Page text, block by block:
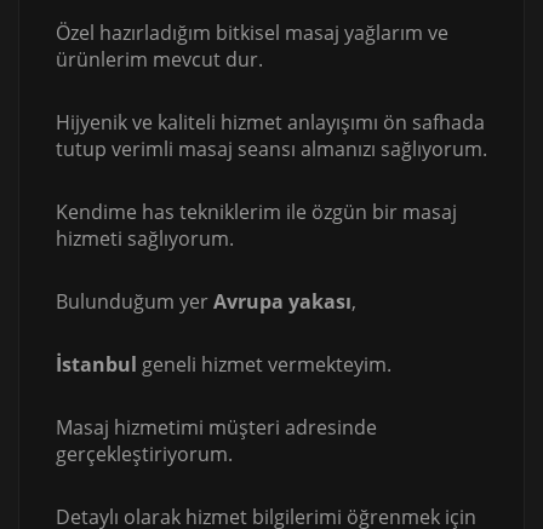
Özel hazırladığım bitkisel masaj yağlarım ve
ürünlerim mevcut dur.
Hijyenik ve kaliteli hizmet anlayışımı ön safhada
tutup verimli masaj seansı almanızı sağlıyorum.
Kendime has tekniklerim ile özgün bir masaj
hizmeti sağlıyorum.
Bulunduğum yerAvrupa yakası,
İstanbul geneli hizmet vermekteyim.
Masaj hizmetimi müşteri adresinde
gerçekleştiriyorum.
Detaylı olarak hizmet bilgilerimi öğrenmek için